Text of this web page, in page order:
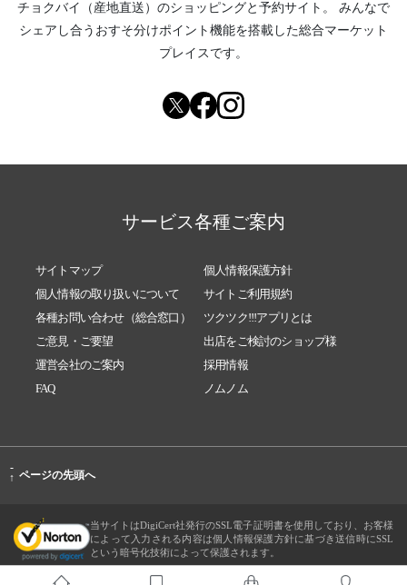
チョクバイ（産地直送） のショッピングと予約サイト。
みんなで
シェアし合う おすそ分けポイント機能を搭載した総合マーケット
プレイスです。
サービス各種ご案内
サイトマップ
個人情報保護方針
個人情報の取り扱いについて
サイトご利用規約
各種お問い合わせ（総合窓口）
ツクツク!!!アプリとは
ご意見・ご要望
出店をご検討のショップ様
運営会社のご案内
採用情報
FAQ
ノムノム
-
↑ ページの先頭へ
当サイトはDigiCert社発行のSSL電子証明書を使用しており、お客様
によって入力される内容は個人情報保護方針に基づき送信時にSSL
という暗号化技術によって保護されます。